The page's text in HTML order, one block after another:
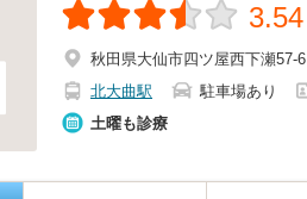
3.54
秋田県大仙市四ツ屋西下瀬57-6
北大曲駅
駐車場あり
土曜も診療